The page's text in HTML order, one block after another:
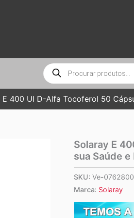
Pesquisar
produtos
E 400 UI D-Alfa Tocoferol 50
Solaray E
sua Saúde
SKU: Ve-
Marca: Solaray